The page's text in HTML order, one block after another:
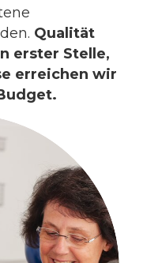
Qualität
erster Stelle,
erreichen wir